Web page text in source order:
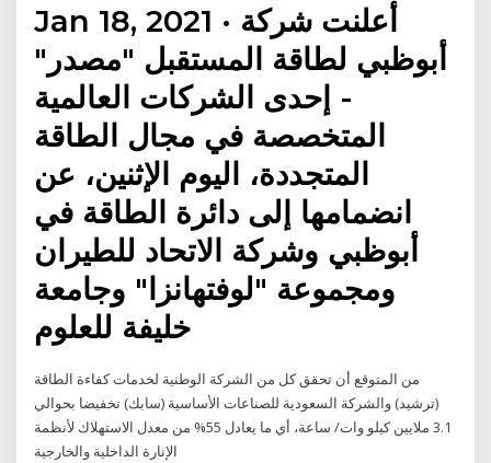
Jan 18, 2021 · أعلنت شركة
أبوظبي لطاقة المستقبل "مصدر"
- إحدى الشركات العالمية
المتخصصة في مجال الطاقة
المتجددة، اليوم الإثنين، عن
انضمامها إلى دائرة الطاقة في
أبوظبي وشركة الاتحاد للطيران
ومجموعة "لوفتهانزا" وجامعة
خليفة للعلوم
من المتوقع أن تحقق كل من الشركة الوطنية لخدمات كفاءة الطاقة
(ترشيد) والشركة السعودية للصناعات الأساسية (سابك) تخفيضا بحوالي
3.1 ملايين كيلو وات/ ساعة، أي ما يعادل 55% من معدل الاستهلاك لأنظمة
الإنارة الداخلية والخارجية